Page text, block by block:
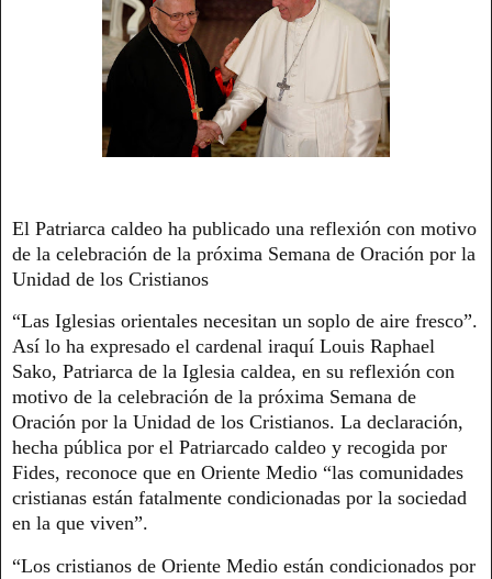
El Patriarca caldeo ha publicado una reflexión con motivo
de la celebración de la próxima Semana de Oración por la
Unidad de los Cristianos
“Las Iglesias orientales necesitan un soplo de aire fresco”.
Así lo ha expresado el cardenal iraquí Louis Raphael
Sako, Patriarca de la Iglesia caldea, en su reflexión con
motivo de la celebración de la próxima Semana de
Oración por la Unidad de los Cristianos. La declaración,
hecha pública por el Patriarcado caldeo y recogida por
Fides, reconoce que en Oriente Medio “las comunidades
cristianas están fatalmente condicionadas por la sociedad
en la que viven”.
“Los cristianos de Oriente Medio están condicionados por